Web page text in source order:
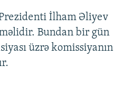
İlham Əliyev
Bundan bir gün
üzrə komissiyanın